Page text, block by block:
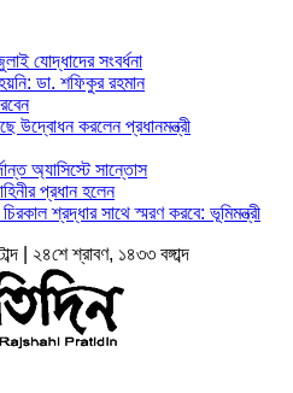
যোদ্ধাদের সংবর্ধনা
ডা. শফিকুর রহমান
উদ্বোধন করলেন প্রধানমন্ত্রী
অ্যাসিস্টে সান্তোস
প্রধান হলেন
শ্রদ্ধার সাথে স্মরণ করবে: ভূমিমন্ত্রী
| ২৪শে শ্রাবণ, ১৪৩৩ বঙ্গাব্দ